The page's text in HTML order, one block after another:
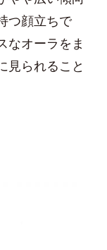
つ顔立ちで
なオーラをま
見られること